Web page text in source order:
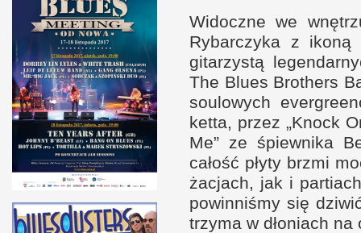
Widoczne we
Rybar­czyka z ikoną
gitarzystą
The Blues Brothers
soulowych
ketta, przez „Knock
Me” ze śpiew­nika
całość płyty brzmi
żacjach, jak i p
powin­niśmy się
trzyma w dłoniach na